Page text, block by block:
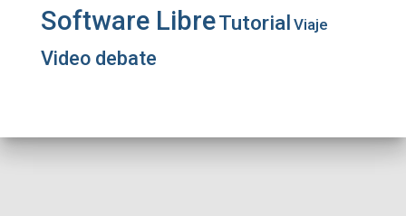
Software LibreTutorial Viaje
Video debate